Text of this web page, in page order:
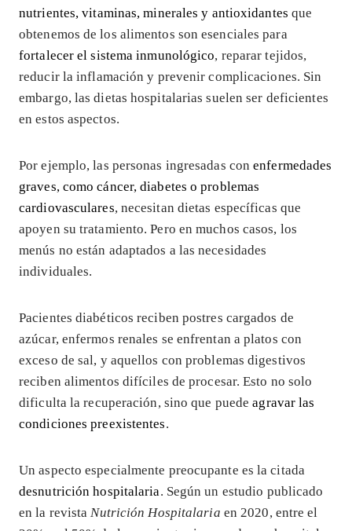
nutrientes, vitaminas, minerales y antioxidantes que
obtenemos de los alimentos son esenciales para
fortalecer el sistema inmunológico, reparar tejidos,
reducir la inflamación y prevenir complicaciones. Sin
embargo, las dietas hospitalarias suelen ser deficientes
en estos aspectos.
Por ejemplo, las personas ingresadas conenfermedades
graves, como cáncer, diabetes o problemas
cardiovasculares, necesitan dietas específicas que
apoyen su tratamiento. Pero en muchos casos, los
menús no están adaptados a las necesidades
individuales.
Pacientes diabéticos reciben postres cargados de
azúcar, enfermos renales se enfrentan a platos con
exceso de sal, y aquellos con problemas digestivos
reciben alimentos difíciles de procesar. Esto no solo
dificulta la recuperación, sino que puedeagravar las
condiciones preexistentes.
Un aspecto especialmente preocupante es la citada
desnutrición hospitalaria. Según un estudio publicado
en la revista Nutrición Hospitalaria en 2020, entre el